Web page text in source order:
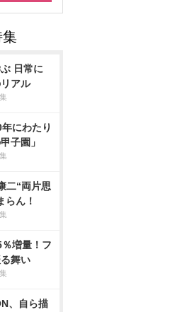
日常に
アル
にわたり
子園」
二“両片思
らん！
増量！フ
舞い
、自ら描